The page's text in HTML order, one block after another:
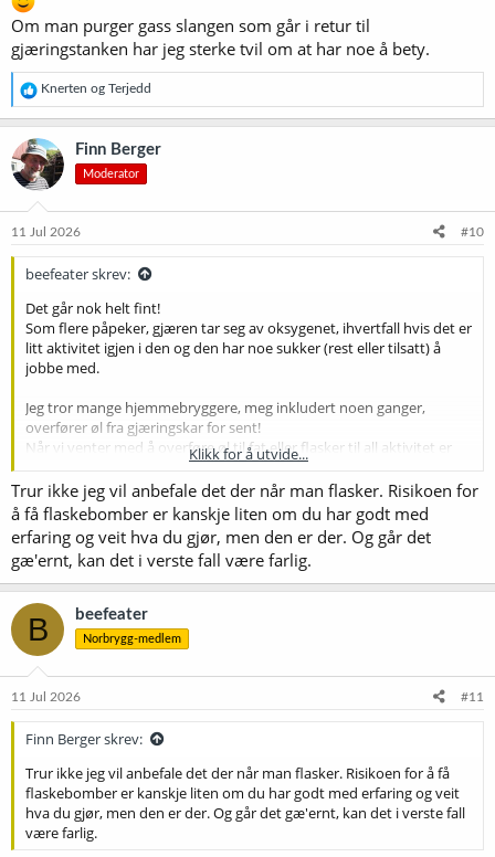
Om man purger gass slangen som går i retur til
gjæringstanken har jeg sterke tvil om at har noe å bety.
R
e
a
k
s
j
o
e
Knerten og Terjedd
Finn Berger
Moderator
11 Jul 2026 #10
beefeater skrev:
Det går nok helt fint!
Som flere påpeker, gjæren tar seg av oksygenet, ihvertfall hvis det er
litt aktivitet igjen i den og den har noe sukker (rest eller tilsatt) å
jobbe med.
Jeg tror mange hjemmebryggere, meg inkludert noen ganger,
overfører øl fra gjæringskar for sent!
Når vi venter med å overføre øl til fat eller flasker til all aktivitet er
over, f.eks. ingen plopp i gjærlåsen og ølet er klart, og det aller
verste, cold-crash av gjæringskar etter at ølet er gjæret ut, gir vi
gjæren dårligere forutsetninger for å rydde opp i små og store feil vi
gjør under overføring.
Jeg tror mange vil oppleve en heving i kvalitet om de overfører til fat
mye tidligere, når det er et par SG-poeng igjen av gjæringen, og lar
ølet gjære ut de siste poengene i fatet. Vent med å kjøle det ned til
gjæringen er over og fatet har bygget opp trykk naturlig.
Det samme gjelder for flasking, men her krever det litt mer kontroll
Klikk for å utvide...
Trur ikke jeg vil anbefale det der når man flasker. Risikoen for
å få flaskebomber er kanskje liten om du har godt med
erfaring og veit hva du gjør, men den er der. Og går det
gæ'ernt, kan det i verste fall være farlig.
B beefeater
Norbrygg-medlem
11 Jul 2026 #11
Finn Berger skrev:
Trur ikke jeg vil anbefale det der når man flasker. Risikoen for å få
flaskebomber er kanskje liten om du har godt med erfaring og veit
hva du gjør, men den er der. Og går det gæ'ernt, kan det i verste fall
være farlig.